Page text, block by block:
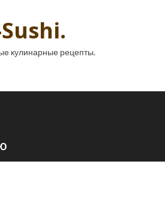
кулинарные рецепты.